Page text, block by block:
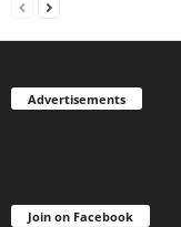
Advertisements
Join on Facebook